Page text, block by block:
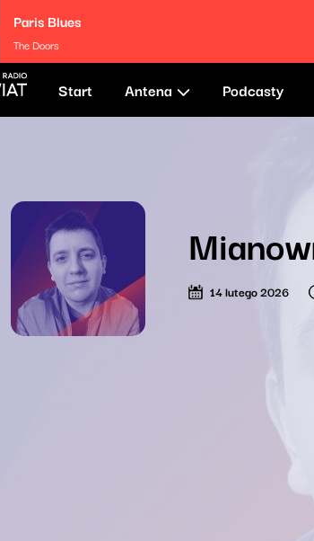
Paris Blues
The Doors
Start Antena Podcasty
14 lutego 2026